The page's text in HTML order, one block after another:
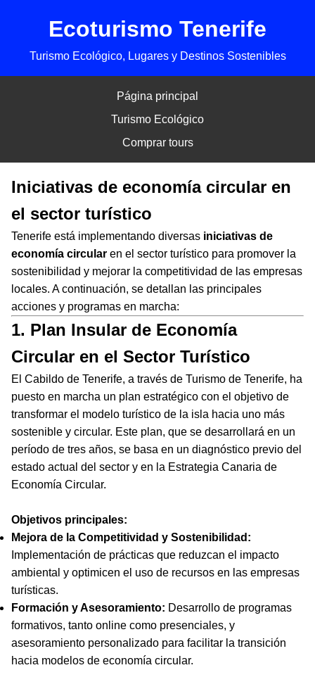
Ecoturismo Tenerife
Turismo Ecológico, Lugares y Destinos Sostenibles
Página principal
Turismo Ecológico
Comprar tours
Iniciativas de economía circular en
el sector turístico
Tenerife está implementando diversas iniciativas de
economía circular en el sector turístico para promover la
sostenibilidad y mejorar la competitividad de las empresas
locales. A continuación, se detallan las principales
acciones y programas en marcha:
1. Plan Insular de Economía
Circular en el Sector Turístico
El Cabildo de Tenerife, a través de Turismo de Tenerife, ha
puesto en marcha un plan estratégico con el objetivo de
transformar el modelo turístico de la isla hacia uno más
sostenible y circular. Este plan, que se desarrollará en un
período de tres años, se basa en un diagnóstico previo del
estado actual del sector y en la Estrategia Canaria de
Economía Circular.
Objetivos principales:
Mejora de la Competitividad y Sostenibilidad:
Implementación de prácticas que reduzcan el impacto
ambiental y optimicen el uso de recursos en las empresas
turísticas.
Formación y Asesoramiento: Desarrollo de programas
formativos, tanto online como presenciales, y
asesoramiento personalizado para facilitar la transición
hacia modelos de economía circular.